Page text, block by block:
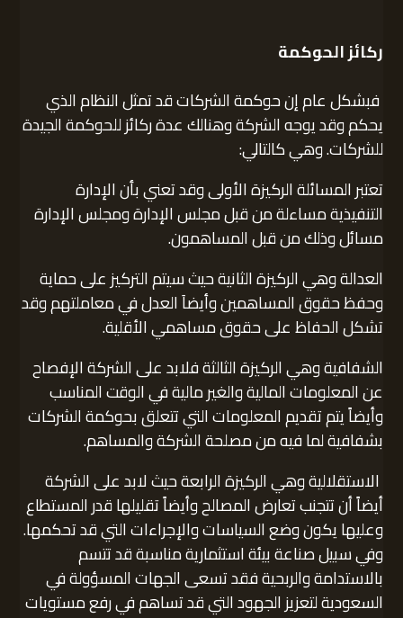
ركائز الحوكمة
فبشكل عام إن حوكمة الشركات قد تمثل النظام الذي
يحكم وقد يوجه الشركة وهنالك عدة ركائز للحوكمة الجيدة
للشركات. وهي كالتالي:
تعتبر المسائلة الركيزة الأولى وقد تعني بأن الإدارة
التنفيذية مساءلة من قبل مجلس الإدارة ومجلس الإدارة
مسائل وذلك من قبل المساهمون.
العدالة وهي الركيزة الثانية حيث سيتم التركيز على حماية
وحفظ حقوق المساهمين وأيضاَ العدل في معاملتهم وقد
تشكل الحفاظ على حقوق مساهمي الأقلية.
الشفافية وهي الركيزة الثالثة فلابد على الشركة الإفصاح
عن المعلومات المالية والغير مالية في الوقت المناسب
وأيضاً يتم تقديم المعلومات التي تتعلق بحوكمة الشركات
بشفافية لما فيه من مصلحة الشركة والمساهم.
الاستقلالية وهي الركيزة الرابعة حيث لابد على الشركة
أيضاً أن تتجنب تعارض المصالح وأيضاً تقليلها قدر المستطاع
وعليها يكون وضع السياسات والإجراءات التي قد تحكمها.
وفي سبيل صناعة بيئة استثمارية مناسبة قد تتسم
بالاستدامة والربحية فقد تسعى الجهات المسؤولة في
السعودية لتعزيز الجهود التي قد تساهم في رفع مستويات